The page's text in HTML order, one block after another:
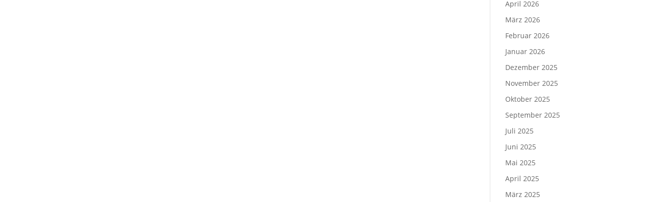
April 2026
März 2026
Februar 2026
Januar 2026
Dezember 2025
November 2025
Oktober 2025
September 2025
Juli 2025
Juni 2025
Mai 2025
April 2025
März 2025